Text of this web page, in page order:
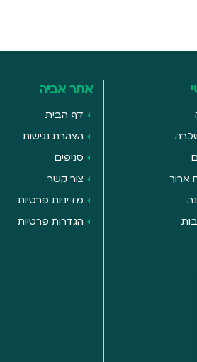
ארוך
אתר אביה
דף הבית
הצהרת נגישות
סניפים
צור קשר
מדיניות פרטיות
הגדרות פרטיות